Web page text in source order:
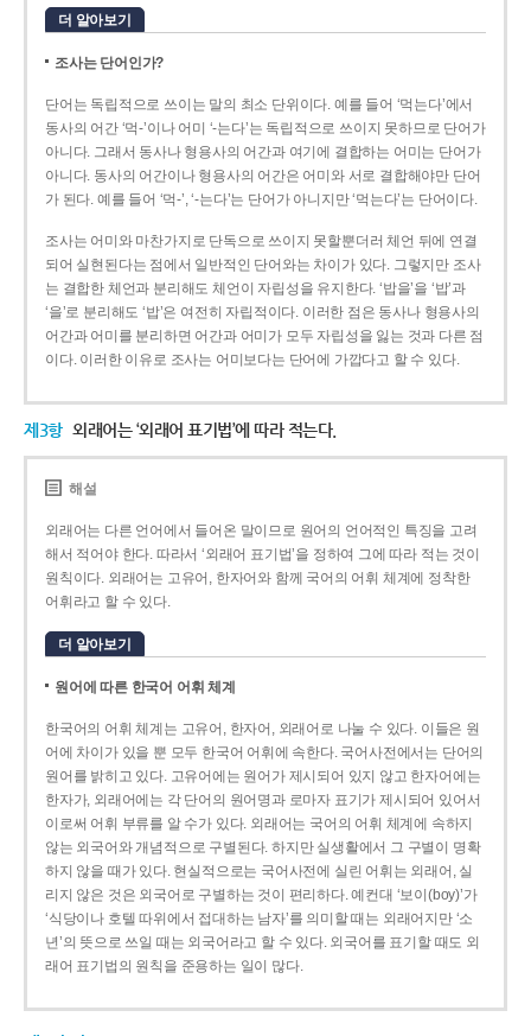
더 알아보기
조사는 단어인가?
단어는 독립적으로 쓰이는 말의 최소 단위이다. 예를 들어 ‘먹는다’에서
동사의 어간 ‘먹-­’이나 어미 ‘­-는다’는 독립적으로 쓰이지 못하므로 단어가
아니다. 그래서 동사나 형용사의 어간과 여기에 결합하는 어미는 단어가
아니다. 동사의 어간이나 형용사의 어간은 어미와 서로 결합해야만 단어
가 된다. 예를 들어 ‘먹-’, ‘-는다’는 단어가 아니지만 ‘먹는다’는 단어이다.
조사는 어미와 마찬가지로 단독으로 쓰이지 못할뿐더러 체언 뒤에 연결
되어 실현된다는 점에서 일반적인 단어와는 차이가 있다. 그렇지만 조사
는 결합한 체언과 분리해도 체언이 자립성을 유지한다. ‘밥을’을 ‘밥’과
‘을’로 분리해도 ‘밥’은 여전히 자립적이다. 이러한 점은 동사나 형용사의
어간과 어미를 분리하면 어간과 어미가 모두 자립성을 잃는 것과 다른 점
이다. 이러한 이유로 조사는 어미보다는 단어에 가깝다고 할 수 있다.
제3항 외래어는 ‘외래어 표기법’에 따라 적는다.
해설
외래어는 다른 언어에서 들어온 말이므로 원어의 언어적인 특징을 고려
해서 적어야 한다. 따라서 ‘외래어 표기법’을 정하여 그에 따라 적는 것이
원칙이다. 외래어는 고유어, 한자어와 함께 국어의 어휘 체계에 정착한
어휘라고 할 수 있다.
더 알아보기
원어에 따른 한국어 어휘 체계
한국어의 어휘 체계는 고유어, 한자어, 외래어로 나눌 수 있다. 이들은 원
어에 차이가 있을 뿐 모두 한국어 어휘에 속한다. 국어사전에서는 단어의
원어를 밝히고 있다. 고유어에는 원어가 제시되어 있지 않고 한자어에는
한자가, 외래어에는 각 단어의 원어명과 로마자 표기가 제시되어 있어서
이로써 어휘 부류를 알 수가 있다. 외래어는 국어의 어휘 체계에 속하지
않는 외국어와 개념적으로 구별된다. 하지만 실생활에서 그 구별이 명확
하지 않을 때가 있다. 현실적으로는 국어사전에 실린 어휘는 외래어, 실
리지 않은 것은 외국어로 구별하는 것이 편리하다. 예컨대 ‘보이(boy)’가
‘식당이나 호텔 따위에서 접대하는 남자’를 의미할 때는 외래어지만 ‘소
년’의 뜻으로 쓰일 때는 외국어라고 할 수 있다. 외국어를 표기할 때도 외
래어 표기법의 원칙을 준용하는 일이 많다.